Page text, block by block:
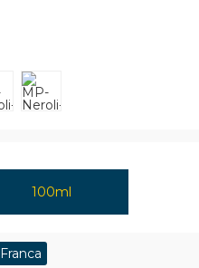
100ml
Franca